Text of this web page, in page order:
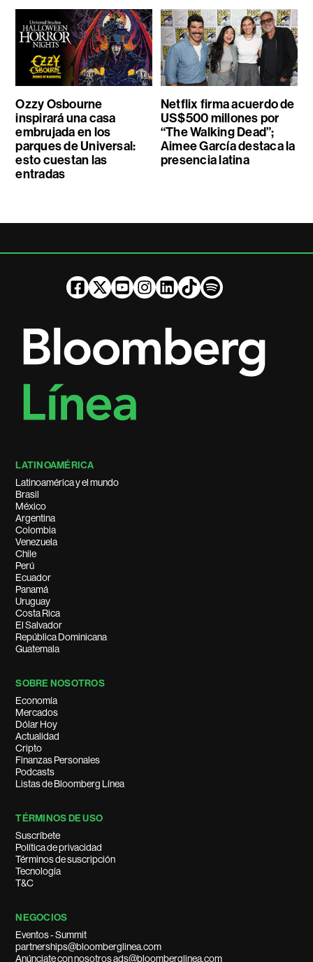
Ozzy Osbourne
inspirará una casa
embrujada en los
parques de Universal:
esto cuestan las
entradas
Netflix firma acuerdo de
US$500 millones por
“The Walking Dead”;
Aimee García destaca la
presencia latina
LATINOAMÉRICA
Latinoamérica y el mundo
Brasil
México
Argentina
Colombia
Venezuela
Chile
Perú
Ecuador
Panamá
Uruguay
Costa Rica
El Salvador
República Dominicana
Guatemala
SOBRE NOSOTROS
Economía
Mercados
Dólar Hoy
Actualidad
Cripto
Finanzas Personales
Podcasts
Listas de Bloomberg Línea
TÉRMINOS DE USO
Suscríbete
Política de privacidad
Términos de suscripción
Tecnología
T&C
NEGOCIOS
Eventos - Summit
partnerships@bloomberglinea.com
Anúnciate con nosotros ads@bloomberglinea.com